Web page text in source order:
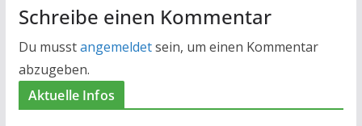
Schreibe einen Kommentar
Du musstangemeldetsein, um einen Kommentar
abzugeben.
Aktuelle Infos